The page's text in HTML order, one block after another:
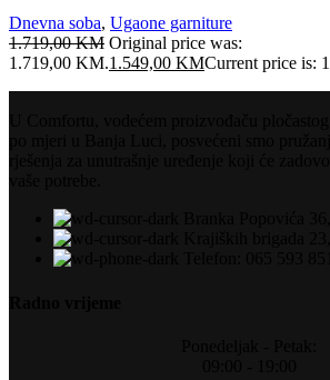
Dnevna soba, Ugaone garniture
1.719,00KM Original price was:
1.719,00 KM.1.549,00 KMCurrent price is: